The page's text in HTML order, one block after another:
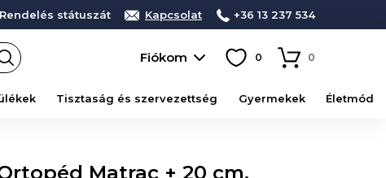
Rendelés státuszát Kapcsolat +36 13 237 534
Fiókom 0 0
Tisztaság és szervezettség Gyermekek Életmód
Matrac + 20 cm,